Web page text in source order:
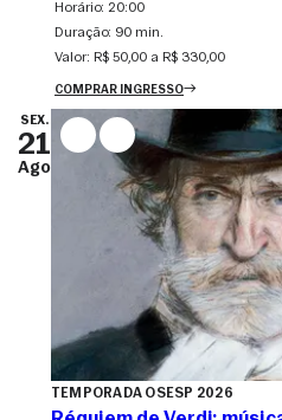
Horário: 20:00
Duração: 90 min.
Valor: R$ 50,00 a R$ 330,00
COMPRAR INGRESSO
SEX.
21
Ago
TEMPORADA OSESP 2026